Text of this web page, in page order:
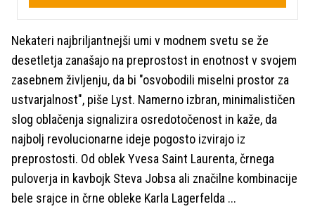
Nekateri najbriljantnejši umi v modnem svetu se že
desetletja zanašajo na preprostost in enotnost v svojem
zasebnem življenju, da bi "osvobodili miselni prostor za
ustvarjalnost", piše Lyst. Namerno izbran, minimalističen
slog oblačenja signalizira osredotočenost in kaže, da
najbolj revolucionarne ideje pogosto izvirajo iz
preprostosti. Od oblek Yvesa Saint Laurenta, črnega
puloverja in kavbojk Steva Jobsa ali značilne kombinacije
bele srajce in črne obleke Karla Lagerfelda ...